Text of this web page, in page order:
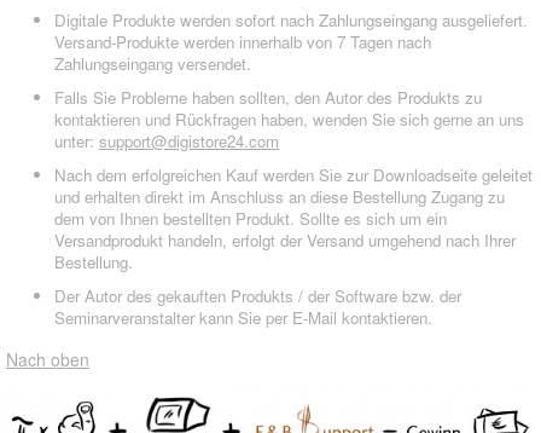
Digitale Produkte werden sofort nach Zahlungseingang ausgeliefert.
Versand-Produkte werden innerhalb von 7 Tagen nach
Zahlungseingang versendet.
Falls Sie Probleme haben sollten, den Autor des Produkts zu
kontaktieren und Rückfragen haben, wenden Sie sich gerne an uns
unter: support@digistore24.com
Nach dem erfolgreichen Kauf werden Sie zur Downloadseite geleitet
und erhalten direkt im Anschluss an diese Bestellung Zugang zu
dem von Ihnen bestellten Produkt. Sollte es sich um ein
Versandprodukt handeln, erfolgt der Versand umgehend nach Ihrer
Bestellung.
Der Autor des gekauften Produkts / der Software bzw. der
Seminarveranstalter kann Sie per E-Mail kontaktieren.
Nach oben